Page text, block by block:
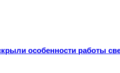
особенности работы